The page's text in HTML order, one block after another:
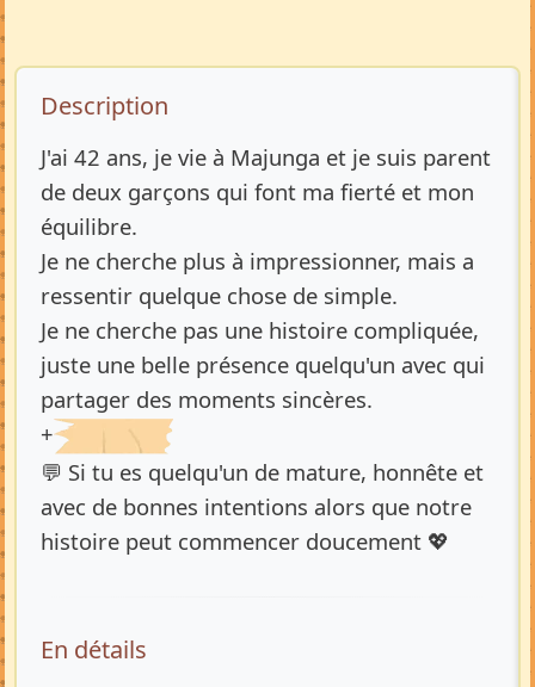
Description de l’annonce
Description
J'ai 42 ans, je vie à Majunga et je suis parent
de deux garçons qui font ma fierté et mon
équilibre.
Je ne cherche plus à impressionner, mais a
ressentir quelque chose de simple.
Je ne cherche pas une histoire compliquée,
juste une belle présence quelqu'un avec qui
partager des moments sincères.
+
💬 Si tu es quelqu'un de mature, honnête et
avec de bonnes intentions alors que notre
histoire peut commencer doucement 💖
En détails